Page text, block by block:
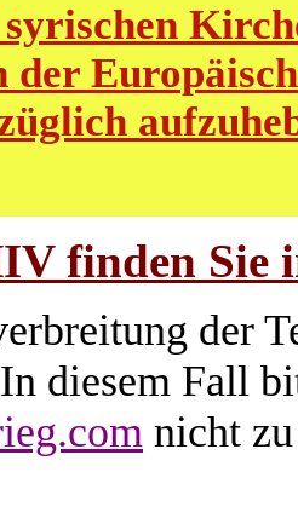
der
finden Sie
der
diesem Fall
nicht